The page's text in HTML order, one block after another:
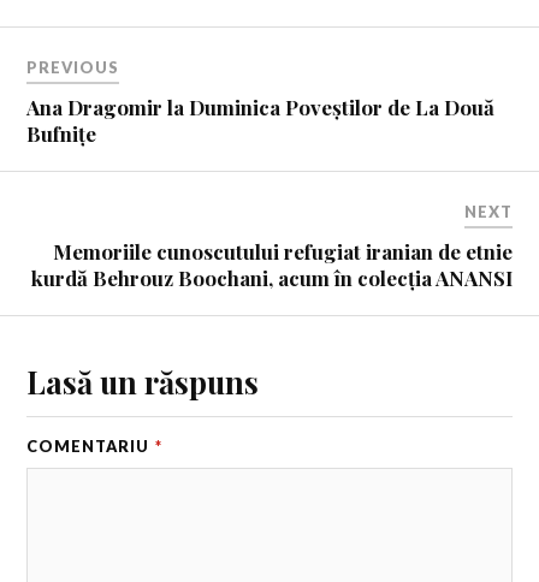
PREVIOUS
Ana Dragomir la Duminica Poveștilor de La Două
Bufnițe
NEXT
Memoriile cunoscutului refugiat iranian de etnie
kurdă Behrouz Boochani, acum în colecția ANANSI
Lasă un răspuns
COMENTARIU *